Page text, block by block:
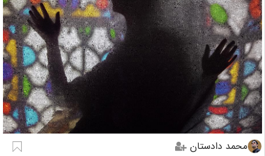
محمد دادستان